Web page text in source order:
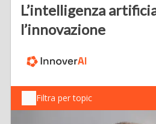
L’intelligenza
l’innovazione
Filtra per topic